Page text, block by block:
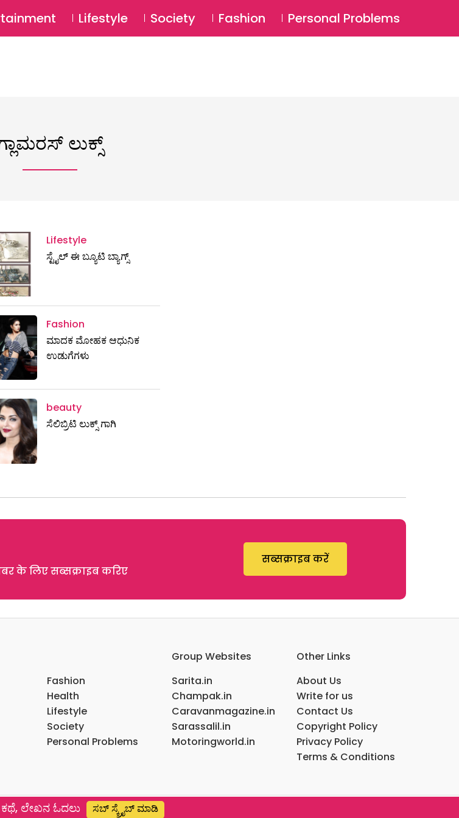
SUBSCRIBE Login ⚲
Lifestyle Society Fashion Personal Problems
ಲುಕ್ಸ್
Lifestyle
ಸ್ಟೈಲ್‌ ಈ ಬ್ಯೂಟಿ ಬ್ಯಾಗ್ಸ್
Fashion
ಮಾದಕ ಮೋಹಕ ಆಧುನಿಕ
ಉಡುಗೆಗಳು
beauty
ಸೆಲಿಬ್ರಿಟಿ ಲುಕ್ಸ್ ಗಾಗಿ
के लिए सब्सक्राइब करिए
सब्सक्राइब करें
Fashion
Health
Lifestyle
Society
Personal Problems
Group Websites
Sarita.in
Champak.in
Caravanmagazine.in
Sarassalil.in
Motoringworld.in
Other Links
About Us
Write for us
Contact Us
Copyright Policy
Privacy Policy
Terms & Conditions
ಲೇಖನ ಓದಲು ಸಬ್ ಸ್ಕ್ರೈಬ್ ಮಾಡಿ